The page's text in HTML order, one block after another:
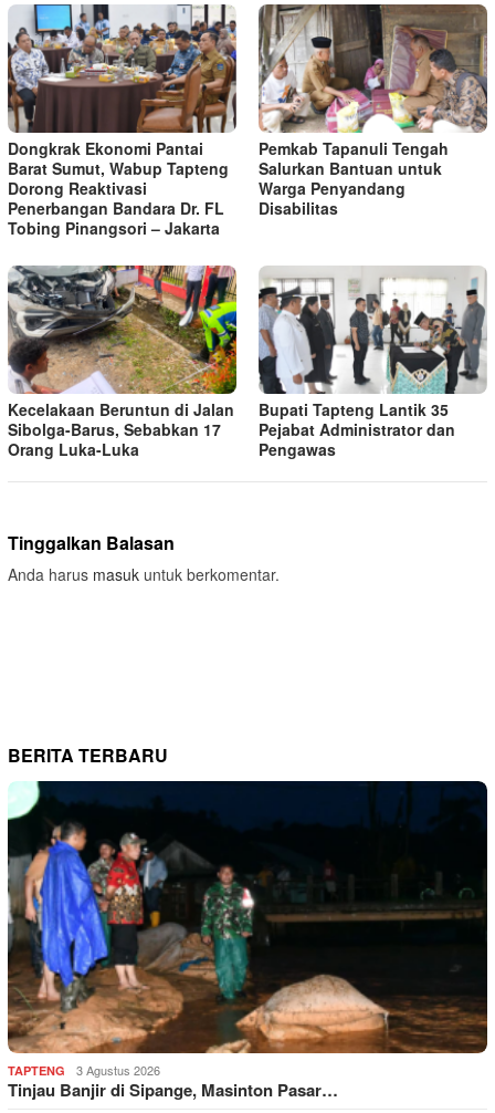
Dongkrak Ekonomi Pantai
Barat Sumut, Wabup Tapteng
Dorong Reaktivasi
Penerbangan Bandara Dr. FL
Tobing Pinangsori – Jakarta
Pemkab Tapanuli Tengah
Salurkan Bantuan untuk
Warga Penyandang
Disabilitas
Kecelakaan Beruntun di Jalan
Sibolga-Barus, Sebabkan 17
Orang Luka-Luka
Bupati Tapteng Lantik 35
Pejabat Administrator dan
Pengawas
Tinggalkan Balasan
Anda harus masuk untuk berkomentar.
BERITA TERBARU
TAPTENG 3 Agustus 2026
Tinjau Banjir di Sipange, Masinton Pasar…